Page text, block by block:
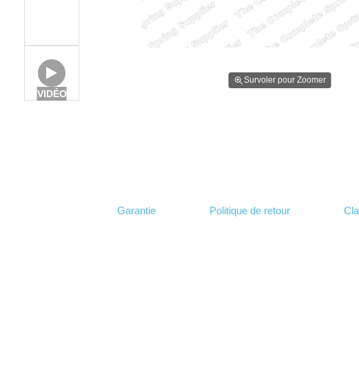
Survoler pour Zoomer
Garantie Politique de retour
VIDÉO